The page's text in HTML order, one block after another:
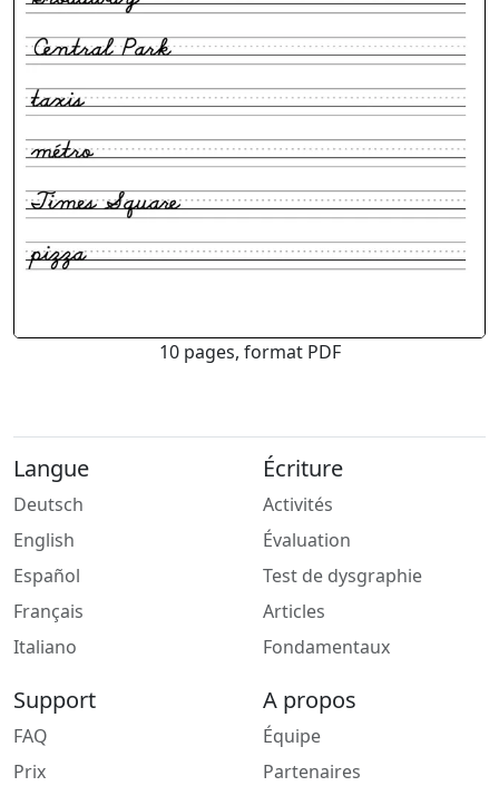
10 pages, format PDF
Langue
Deutsch
English
Español
Français
Italiano
Écriture
Activités
Évaluation
Test de dysgraphie
Articles
Fondamentaux
Support
FAQ
Prix
A propos
Équipe
Partenaires